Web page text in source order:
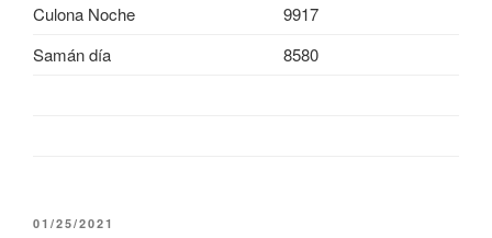
Culona Noche
9917
Samán día
8580
PUBLICADO
01/25/2021